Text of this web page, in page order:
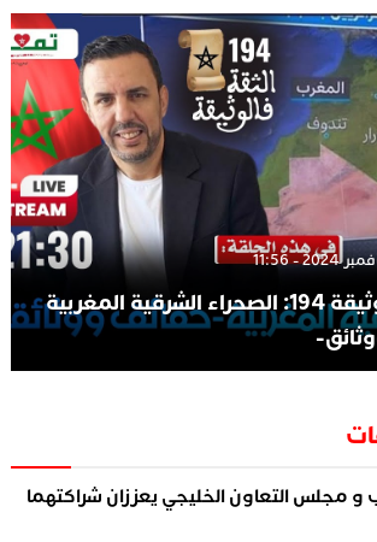
الثقة فالوثيقة 194: الصحراء الشرقية المغربية
مجلس التعاون الخليجي يعززان شراكتهما